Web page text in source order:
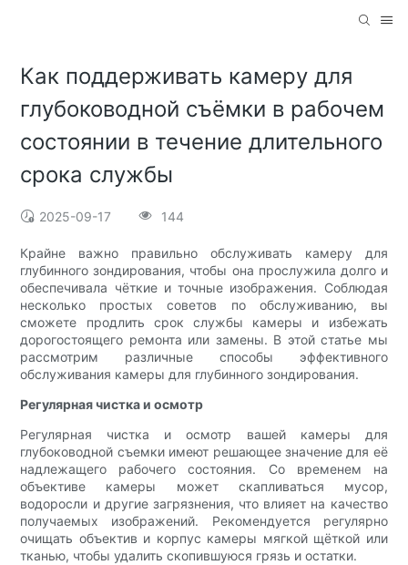
Как поддерживать камеру для
глубоководной съёмки в рабочем
состоянии в течение длительного
срока службы
2025-09-17 144
Крайне важно правильно обслуживать камеру для
глубинного зондирования, чтобы она прослужила долго и
обеспечивала чёткие и точные изображения. Соблюдая
несколько простых советов по обслуживанию, вы
сможете продлить срок службы камеры и избежать
дорогостоящего ремонта или замены. В этой статье мы
рассмотрим различные способы эффективного
обслуживания камеры для глубинного зондирования.
Регулярная чистка и осмотр
Регулярная чистка и осмотр вашей камеры для
глубоководной съемки имеют решающее значение для её
надлежащего рабочего состояния. Со временем на
объективе камеры может скапливаться мусор,
водоросли и другие загрязнения, что влияет на качество
получаемых изображений. Рекомендуется регулярно
очищать объектив и корпус камеры мягкой щёткой или
тканью, чтобы удалить скопившуюся грязь и остатки.